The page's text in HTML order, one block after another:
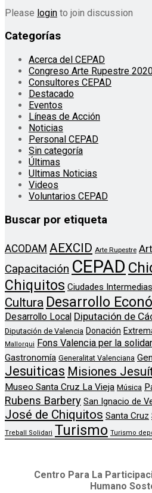
Please login to join discussion
Categorías
Acerca del CEPAD
Congreso Arte Rupestre
Consultores CEPAD
Destacado
Eventos
Líneas de Acción
Noticias
Personal CEPAD
Sin categoría
Últimas
Ultimas Noticias
Videos
Voluntarios CEPAD
Buscar por etiqueta
ACODAM AEXCID Arte Rupestre
Capacitación CEPAD
Chiquitos Ciudades Intermedias
Cultura Desarrollo
Desarrollo Local Diputación de
Diputación de Valencia Donación
Mallorqui
Fons Valencia per la
Gastronomía Generalitat Valenciana
Jesuiticas Misiones
Museo Santa Cruz La Vieja Música
Rubens Barbery San Ignacio de
José de Chiquitos Santa Cruz
Treball Solidari Turismo Turismo
Centro Para La
Humano